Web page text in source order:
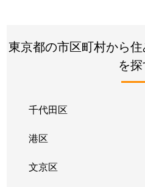
東京都の市区町村から
を
千代田区
港区
文京区